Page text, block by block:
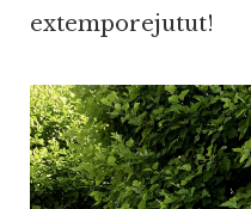
extemporejutut!